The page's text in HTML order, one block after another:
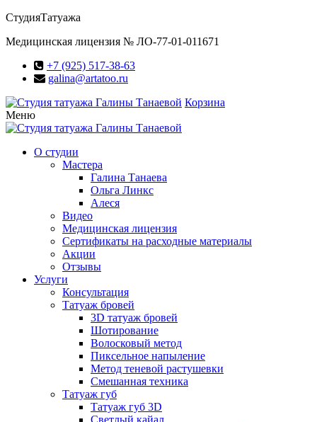
СтудияТатуажа
Медицинская лицензия № ЛО-77-01-011671
+7 (925) 517-38-63
galina@artatoo.ru
Корзина
Меню
О студии
Мастера
Галина Танаева
Ольга Линкс
Алеся
Видео
Медицинская лицензия
Сертификаты на расходные материалы
Акции
Отзывы
Услуги
Консультация
Татуаж бровей
3D татуаж бровей
Шотирование
Волосковый метод
Пиксельное напыление
Метод теневой растушевки
Смешанная техника
Татуаж губ
Татуаж губ 3D
Светлый кайал